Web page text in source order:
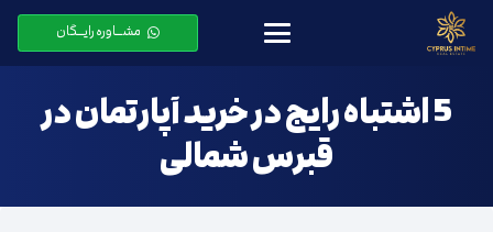
مشـــاوره رایـــگان
5 اشتباه رایج در خرید آپارتمان در
قبرس شمالی